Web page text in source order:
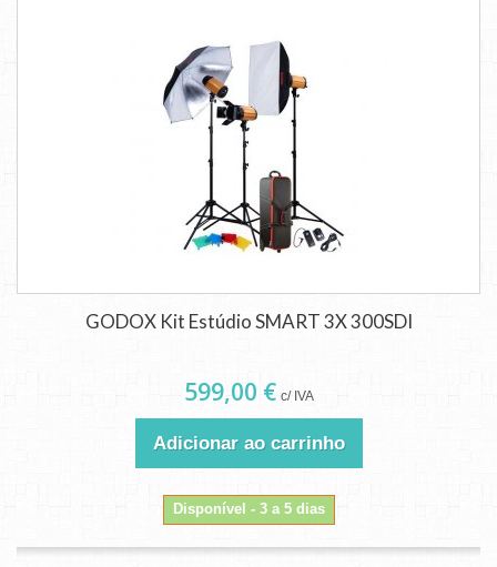
GODOX Kit Estúdio SMART 3X 300SDI
599,00 € c/ IVA
Adicionar ao carrinho
Disponível - 3 a 5 dias